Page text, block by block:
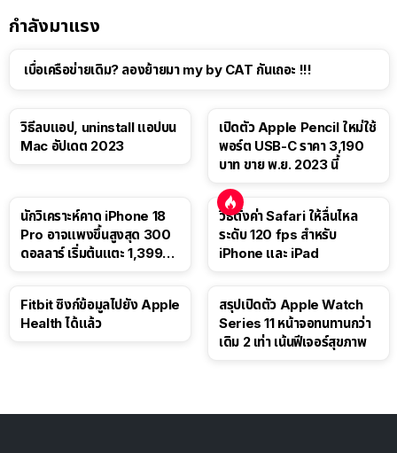
กำลังมาแรง
เบื่อเครือข่ายเดิม? ลองย้ายมา my by CAT กันเถอะ !!!
วิธีลบแอป, uninstall แอปบน
Mac อัปเดต 2023
เปิดตัว Apple Pencil ใหม่ใช้
พอร์ต USB-C ราคา 3,190
บาท ขาย พ.ย. 2023 นี้
นักวิเคราะห์คาด iPhone 18
Pro อาจแพงขึ้นสูงสุด 300
ดอลลาร์ เริ่มต้นแตะ 1,399
วิธีตั้งค่า Safari ให้ลื่นไหล
ระดับ 120 fps สำหรับ
iPhone และ iPad
Fitbit ซิงก์ข้อมูลไปยัง Apple
Health ได้แล้ว
สรุปเปิดตัว Apple Watch
Series 11 หน้าจอทนทานกว่า
เดิม 2 เท่า เน้นฟีเจอร์สุขภาพ